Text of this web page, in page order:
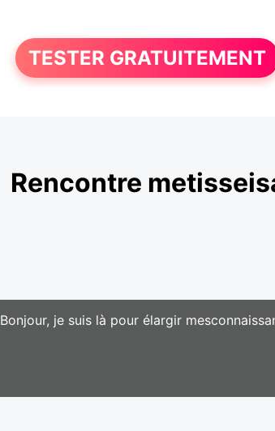
TESTER GRATUITEMENT
Rencontre
Bonjour, je suis là pour élargir